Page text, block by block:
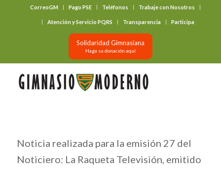
CorreoGM Pago PSE Teléfonos Trabaje con Nosotros
Atención y Servicio PQRS Transparencia Participa
Solidaridad Gimnasiana
Haga su donación aquí
Noticia realizada para la emisión 27 del
Noticiero: La Raqueta Televisión, emitido